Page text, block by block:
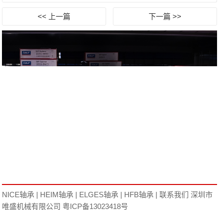
<< 上一篇 下一篇 >>
NICE轴承 | HEIM轴承 | ELGES轴承 | HFB轴承 |联系我们 深圳市
唯盛机械有限公司 粤ICP备13023418号